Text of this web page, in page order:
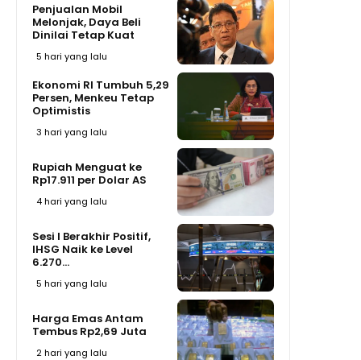
Penjualan Mobil
Melonjak, Daya Beli
Dinilai Tetap Kuat
5 hari yang lalu
Ekonomi RI Tumbuh 5,29
Persen, Menkeu Tetap
Optimistis
3 hari yang lalu
Rupiah Menguat ke
Rp17.911 per Dolar AS
4 hari yang lalu
Sesi I Berakhir Positif,
IHSG Naik ke Level
6.270...
5 hari yang lalu
Harga Emas Antam
Tembus Rp2,69 Juta
2 hari yang lalu